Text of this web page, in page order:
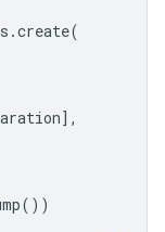
.create(
],
())